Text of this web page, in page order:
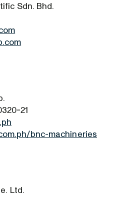
Sdn. Bhd.
bnc-machineries
Ltd.